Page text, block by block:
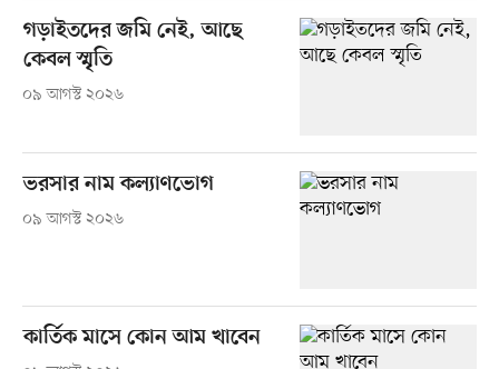
গড়াইতদের জমি নেই, আছে
কেবল স্মৃতি
০৯ আগস্ট ২০২৬
ভরসার নাম কল্যাণভোগ
০৯ আগস্ট ২০২৬
কার্তিক মাসে কোন আম খাবেন